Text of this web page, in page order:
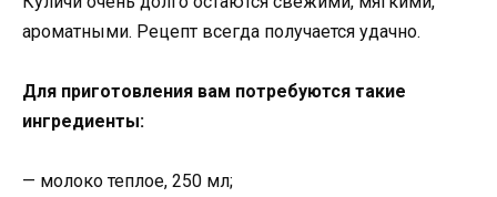
ароматными. Рецепт всегда получается удачно.
Для приготовления вам потребуются такие
ингредиенты:
— молоко теплое, 250 мл;